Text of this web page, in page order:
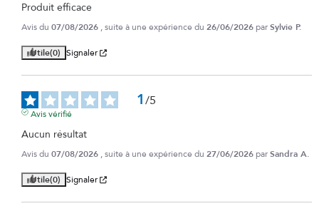
Produit efficace
Avis du 07/08/2026 , suite à une expérience du 26/06/2026 parSylvie P.
Utile(0) Signaler
1/5
Avis vérifié
Aucun résultat
Avis du 07/08/2026 , suite à une expérience du 27/06/2026 parSandra A.
Utile(0) Signaler